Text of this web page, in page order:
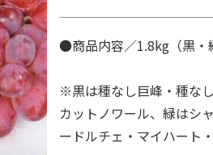
●商品内容／1.8kg（黒
※黒は種なし巨峰・種な
カットノワール、緑はシ
ードルチェ・マイハート